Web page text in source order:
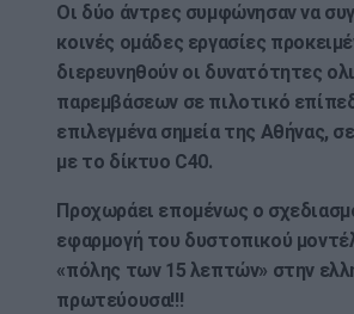
Οι δύο άντρες συμφώνησαν να
κοινές ομάδες εργασίες
διερευνηθούν οι δυνατότητες
παρεμβάσεων σε πιλοτικό
επιλεγμένα σημεία της Αθήνας,
με το δίκτυο C40.
Προχωράει επομένως ο
εφαρμογή του δυστοπικού
«πόλης των 15 λεπτών» στην
πρωτεύουσα!!!